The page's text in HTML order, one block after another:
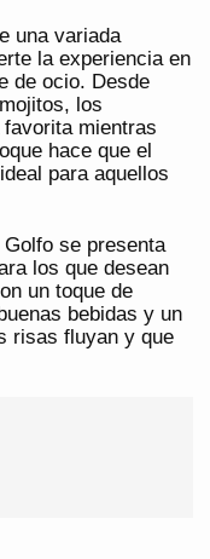
una variada
la experiencia en
de ocio. Desde
los
mientras
hace que el
para aquellos
se presenta
los que desean
un toque de
bebidas y un
risas fluyan y que